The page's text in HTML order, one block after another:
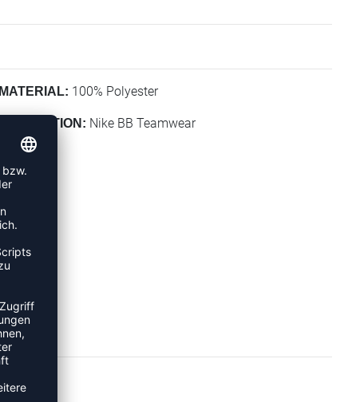
MATERIAL: 100% Polyester
KOLLEKTION: Nike BB Teamwear